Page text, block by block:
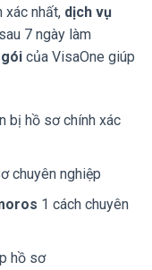
xác nhất, dịch vụ
7 ngày làm
của VisaOne giúp
bị hồ sơ chính xác
chuyên nghiệp
1 cách chuyên
hồ sơ